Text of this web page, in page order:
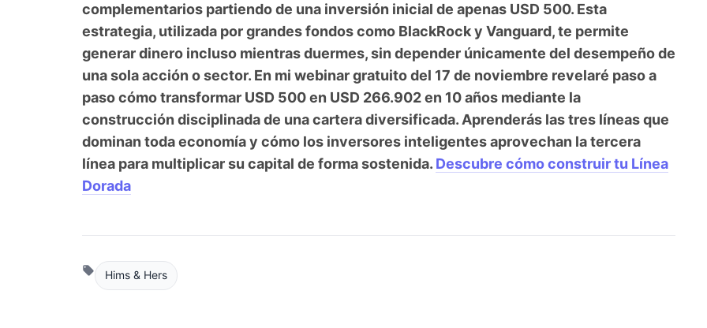
complementarios partiendo de una inversión inicial de apenas USD 500. Esta
estrategia, utilizada por grandes fondos como BlackRock y Vanguard, te permite
generar dinero incluso mientras duermes, sin depender únicamente del desempeño de
una sola acción o sector. En mi webinar gratuito del 17 de noviembre revelaré paso a
paso cómo transformar USD 500 en USD 266.902 en 10 años mediante la
construcción disciplinada de una cartera diversificada. Aprenderás las tres líneas que
dominan toda economía y cómo los inversores inteligentes aprovechan la tercera
línea para multiplicar su capital de forma sostenida. Descubre cómo construir tu Línea
Dorada
Hims & Hers